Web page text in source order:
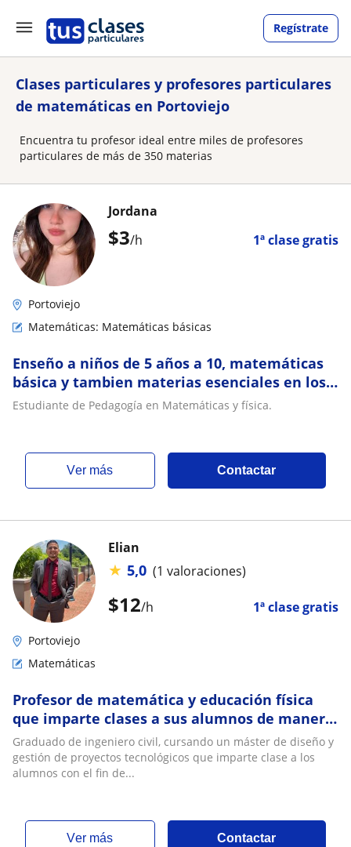
Regístrate
Clases particulares y profesores particulares
de matemáticas en Portoviejo
Encuentra tu profesor ideal entre miles de profesores
particulares de más de 350 materias
$3/h 1ª clase gratis
Jordana
Portoviejo
Matemáticas: Matemáticas básicas
Enseño a niños de 5 años a 10, matemáticas
básica y tambien materias esenciales en los
primeros años lectivos
Estudiante de Pedagogía en Matemáticas y física.
ver más Contactar
$12/h 1ª clase gratis
Elian
★ 5,0 (1 valoraciones)
Portoviejo
Matemáticas
Profesor de matemática y educación física
que imparte clases a sus alumnos de manera
que aprendan con excelencia
Graduado de ingeniero civil, cursando un máster de diseño y
gestión de proyectos tecnológicos que imparte clase a los
alumnos con el fin de...
ver más Contactar